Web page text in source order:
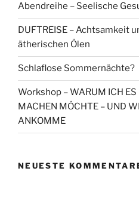
Abendreihe – Seelische
DUFTREISE – Achtsamkeit
ätherischen Ölen
Schlaflose Sommernächte?
Workshop – WARUM ICH ES
MACHEN MÖCHTE – UND
ANKOMME
NEUESTE